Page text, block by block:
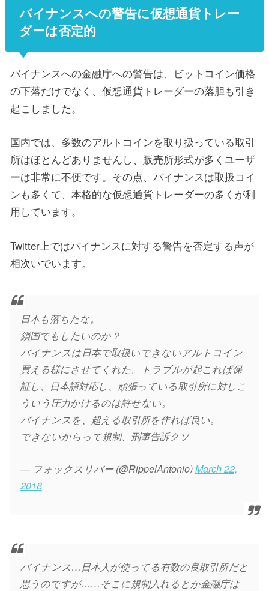
バイナンスへの警告に仮想通貨トレー
ダーは否定的
バイナンスへの金融庁への警告は、ビットコイン価格
の下落だけでなく、仮想通貨トレーダーの落胆も引き
起こしました。
国内では、多数のアルトコインを取り扱っている取引
所はほとんどありませんし、販売所形式が多くユーザ
ーは非常に不便です。その点、バイナンスは取扱コイ
ンも多くて、本格的な仮想通貨トレーダーの多くが利
用しています。
Twitter上ではバイナンスに対する警告を否定する声が
相次いでいます。
日本も落ちたな。
鎖国でもしたいのか？
バイナンスは日本で取扱いできないアルトコイン
買える様にさせてくれた。トラブルが起これば保
証し、日本語対応し、頑張っている取引所に対しこ
ういう圧力かけるのは許せない。
バイナンスを、超える取引所を作れば良い。
できないからって規制、刑事告訴クソ
— フォックスリバー (@RippelAntonio)March 22,
2018
バイナンス…日本人が使ってる有数の良取引所だと
思うのですが……そこに規制入れるとか金融庁は